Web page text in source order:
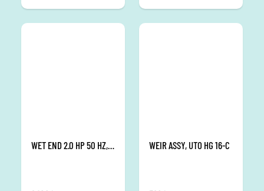
WET END 2.0 HP 50 HZ, L-03 WEIR ASSY, UTO HG 16-C